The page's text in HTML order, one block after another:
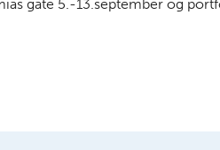
gate 5.-13.september og